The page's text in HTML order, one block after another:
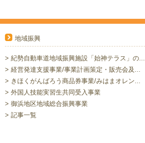
地域振興
> 紀勢自動車道地域振興施設「始神テラス」の...
> 経営発達支援事業/事業計画策定・販売会及...
> きほくがんばろう商品券事業/みはまオレン...
> 外国人技能実習生共同受入事業
> 御浜地区地域総合振興事業
> 記事一覧